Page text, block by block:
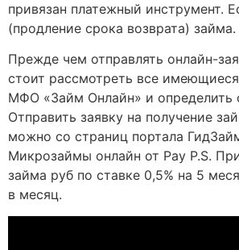
привязан платежный инструмент.
(продление срока возврата) займа.
Прежде чем отправлять онлайн-
стоит рассмотреть все
МФО «Займ Онлайн» и определить
Отправить заявку на получение
можно со страниц портала
Микрозаймы онлайн от Pay P.S.
займа руб по ставке 0,5% на 5
в месяц.